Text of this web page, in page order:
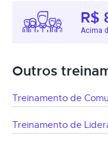
R$
Acima
Outros
Treinamento de
Treinamento de